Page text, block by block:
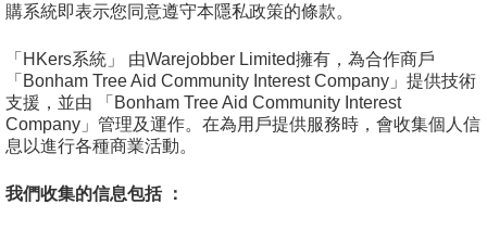
購系統即表示您同意遵守本隱私政策的條款。
「HKers系統」 由Warejobber Limited擁有，為合作商戶
「Bonham Tree Aid Community Interest Company」提供技術
支援，並由 「Bonham Tree Aid Community Interest
Company」管理及運作。在為用戶提供服務時，會收集個人信
息以進行各種商業活動。
我們收集的信息包括 ：